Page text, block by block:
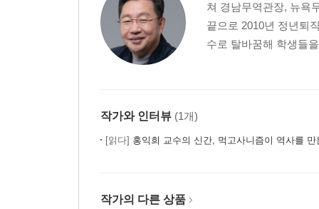
6. 로마의 득세와 유대인
로마제국 초기, 유대인에게 관용을 베풀었던 카이
해외 유대인 공동체와 팔레스타인의 유대인 생활
유대인 폭동의 시작, 1차 유대-로마전쟁
쳐 경남무역관장, 뉴욕
끝으로 2010년 정년퇴
수로 탈바꿈해 학생들
작가와 인터뷰 (1개)
[읽다] 홍익희 교수의 신간, 먹고사니즘이 역사를 만
작가의 다른 상품